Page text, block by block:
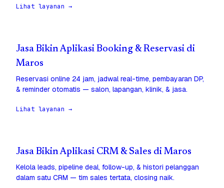
Lihat layanan →
Jasa Bikin Aplikasi Booking & Reservasi di
Maros
Reservasi online 24 jam, jadwal real-time, pembayaran DP,
& reminder otomatis — salon, lapangan, klinik, & jasa.
Lihat layanan →
Jasa Bikin Aplikasi CRM & Sales di Maros
Kelola leads, pipeline deal, follow-up, & histori pelanggan
dalam satu CRM — tim sales tertata, closing naik.